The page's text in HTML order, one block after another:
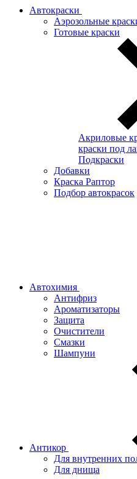
Автокраски
Аэрозольные
Готовые краски
Акриловые
краски под
Подкраски
Добавки
Краска Раптор
Подбор автокрасок
Автохимия
Антифриз
Ароматизаторы
Защита
Очистители
Смазки
Шампуни
Антикор
Для внутренних
Для днища